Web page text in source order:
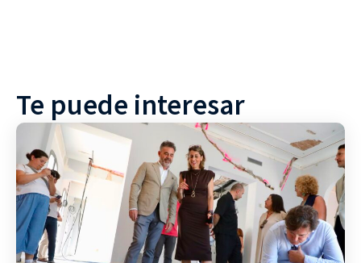
Te puede interesar